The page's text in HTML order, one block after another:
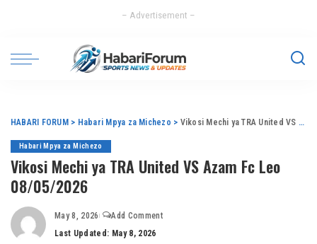
– Advertisement –
HABARI FORUM > Habari Mpya za Michezo > Vikosi Mechi ya TRA United VS Azam Fc Leo 08/05/2026
Habari Mpya za Michezo
Vikosi Mechi ya TRA United VS Azam Fc Leo
08/05/2026
May 8, 2026
Add Comment
Last Updated: May 8, 2026